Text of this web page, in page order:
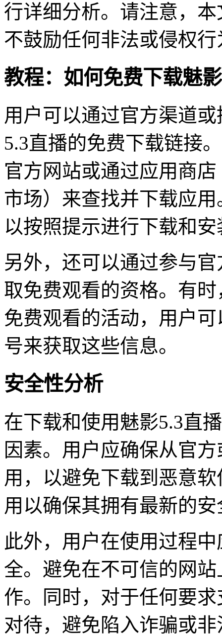
行详细分析。请注意，
不鼓励任何非法或侵权行
教程：如何免费下载魅
用户可以通过官方渠道
5.3直播的免费下载链接
官方网站或通过应用商
市场）来查找并下载应
以按照提示进行下载和安
另外，还可以通过参与
取免费观看的资格。有
免费观看的活动，用户
号来获取这些信息。
安全性分析
在下载和使用魅影5.3直
因素。用户应确保从官
用，以避免下载到恶意
用以确保其拥有最新的
此外，用户在使用过程
全。避免在不可信的网
作。同时，对于任何要
对待，避免陷入诈骗或